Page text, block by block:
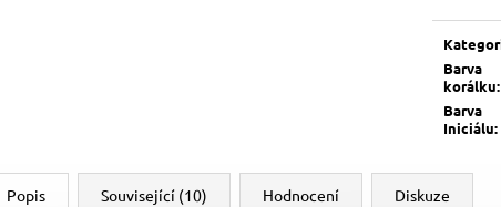
cena:
Barva
korálku:
Barva
Iniciálu:
Popis Související (10) Hodnocení Diskuze